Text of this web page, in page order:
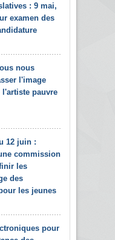
: 9 mai,
examen des
nous
l'image
l'artiste pauvre
12 juin :
commission
les
des
les jeunes
pour